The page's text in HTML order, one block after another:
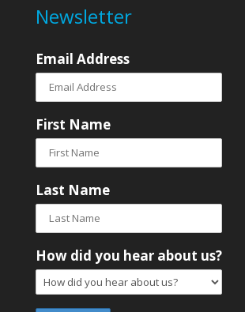
Newsletter
Email Address
First Name
Last Name
How did you hear about us?